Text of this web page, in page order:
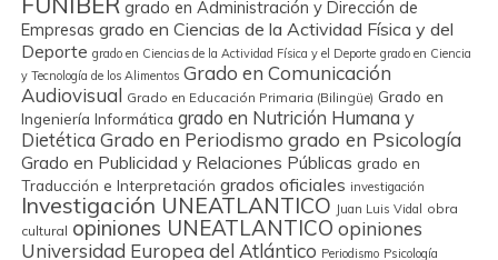
grado en Administración y Dirección de
Empresas grado en Ciencias de la Actividad Física y del
Deporte grado en Ciencias de la Actividad Física y el Deporte grado en Ciencia
y Tecnología de los Alimentos Grado en Comunicación
Audiovisual Grado en Educación Primaria (Bilingüe) Grado en
Ingeniería Informática grado en Nutrición Humana y
Dietética Grado en Periodismo grado en Psicología
Grado en Publicidad y Relaciones Públicas grado en
Traducción e Interpretación grados oficiales investigación
Investigación UNEATLANTICO Juan Luis Vidal
obra
cultural opiniones UNEATLANTICO opiniones
Universidad Europea del Atlántico Periodismo Psicología